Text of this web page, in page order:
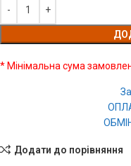
* Мінімальна сума
Додати до порівняння